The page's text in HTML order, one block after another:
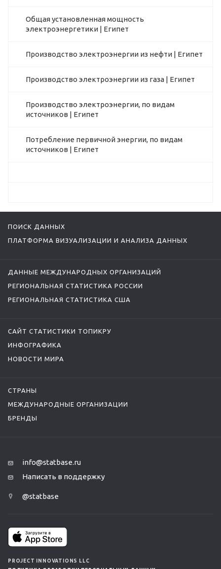
Общая установленная мощность
электроэнергетики | Египет
Производство электроэнергии из нефти | Египет
Производство электроэнергии из газа | Египет
Производство электроэнергии, по видам
источников | Египет
Потребление первичной энергии, по видам
источников | Египет
ПОИСК ДАННЫХ
ПЛАТФОРМА ВИЗУАЛИЗАЦИИ И АНАЛИЗА ДАННЫХ
ДАННЫЕ МЕЖДУНАРОДНЫХ ОРГАНИЗАЦИЙ
РЕГИОНАЛЬНАЯ СТАТИСТИКА РОССИИ
РЕГИОНАЛЬНАЯ СТАТИСТИКА США
САЙТ СТАТИСТИКИ ТОПИКРУ
ИНФОГРАФИКА
НОВОСТИ МИРА
СТРАНЫ
МЕЖДУНАРОДНЫЕ ОРГАНИЗАЦИИ
БРЕНДЫ
info@statbase.ru
Написать в поддержку
@statbase
PROJECT INNOVATIONS LLC